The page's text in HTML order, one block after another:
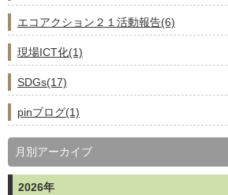
エコアクション２１活動報告(6)
現場ICT化(1)
SDGs(17)
pinブログ(1)
月別アーカイブ
2026年